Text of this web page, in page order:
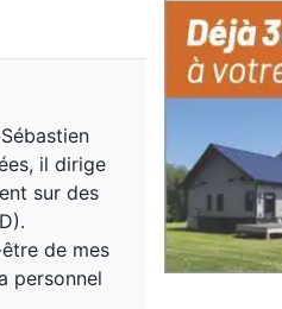
il dirige
sur des
de mes
personnel